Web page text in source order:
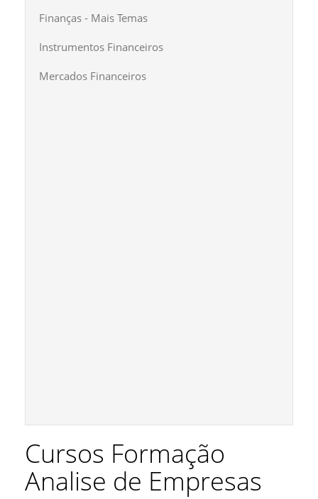
Finanças - Mais Temas
Instrumentos Financeiros
Mercados Financeiros
Cursos Formação
Analise de Empresas